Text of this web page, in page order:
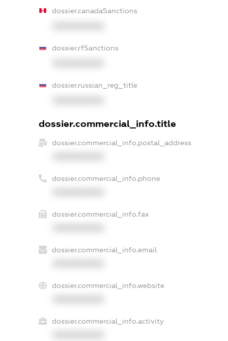
dossier.canadaSanctions
dossier.rfSanctions
dossier.russian_reg_title
dossier.commercial_info.title
dossier.commercial_info.postal_address
dossier.commercial_info.phone
dossier.commercial_info.fax
dossier.commercial_info.email
dossier.commercial_info.website
dossier.commercial_info.activity